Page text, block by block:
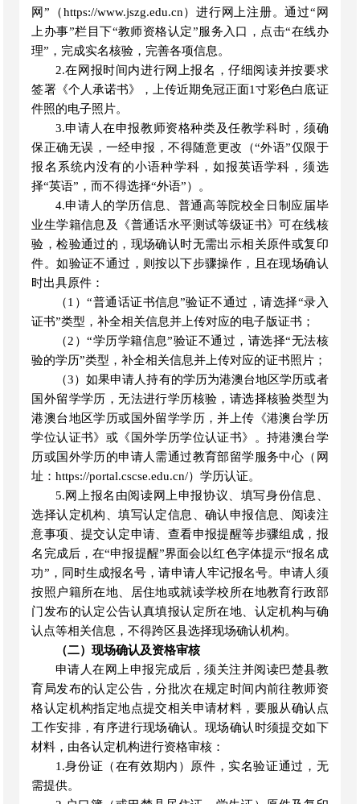
网”（https://www.jszg.edu.cn）进行网上注册。通过“网
上办事”栏目下“教师资格认定”服务入口，点击“在线办
理”，完成实名核验，完善各项信息。
2.在网报时间内进行网上报名，仔细阅读并按要求
签署《个人承诺书》，上传近期免冠正面1寸彩色白底证
件照的电子照片。
3.申请人在申报教师资格种类及任教学科时，须确
保正确无误，一经申报，不得随意更改（“外语”仅限于
报名系统内没有的小语种学科，如报英语学科，须选
择“英语”，而不得选择“外语”）。
4.申请人的学历信息、普通高等院校全日制应届毕
业生学籍信息及《普通话水平测试等级证书》可在线核
验，检验通过的，现场确认时无需出示相关原件或复印
件。如验证不通过，则按以下步骤操作，且在现场确认
时出具原件：
（1）“普通话证书信息”验证不通过，请选择“录入
证书”类型，补全相关信息并上传对应的电子版证书 ；
（2）“学历学籍信息”验证不通过，请选择“无法核
验的学历”类型，补全相关信息并上传对应的证书照片 ；
（3）如果申请人持有的学历为港澳台地区学历或者
国外留学学历，无法进行学历核验，请选择核验类型为
港澳台地区学历或国外留学学历，并上传《港澳台学历
学位认证书》或《国外学历学位认证书》。持港澳台学
历或国外学历的申请人需通过教育部留学服务中心（网
址：https://portal.cscse.edu.cn/）学历认证。
5.网上报名由阅读网上申报协议、填写身份信息、
选择认定机构、填写认定信息、确认申报信息、阅读注
意事项、提交认定申请、查看申报提醒等步骤组成，报
名完成后，在“申报提醒”界面会以红色字体提示“报名成
功”，同时生成报名号，请申请人牢记报名号。申请人须
按照户籍所在地、居住地或就读学校所在地教育行政部
门发布的认定公告认真填报认定所在地、认定机构与确
认点等相关信息，不得跨区县选择现场确认机构。
（二）现场确认及资格审核
申请人在网上申报完成后，须关注并阅读巴楚县教
育局发布的认定公告，分批次在规定时间内前往教师资
格认定机构指定地点提交相关申请材料，要服从确认点
工作安排，有序进行现场确认。现场确认时须提交如下
材料，由各认定机构进行资格审核：
1.身份证（在有效期内）原件，实名验证通过，无
需提供。